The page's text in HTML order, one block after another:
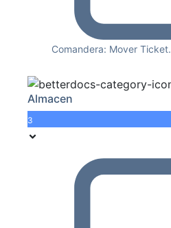
Comandera: Mover Ticket.
Almacen
3